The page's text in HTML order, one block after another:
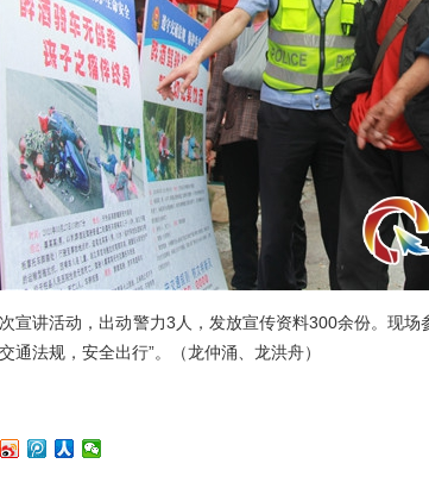
讲活动，出动警力3人，发放宣传资料300余份。现场
通法规，安全出行”。（龙仲涌、龙洪舟）